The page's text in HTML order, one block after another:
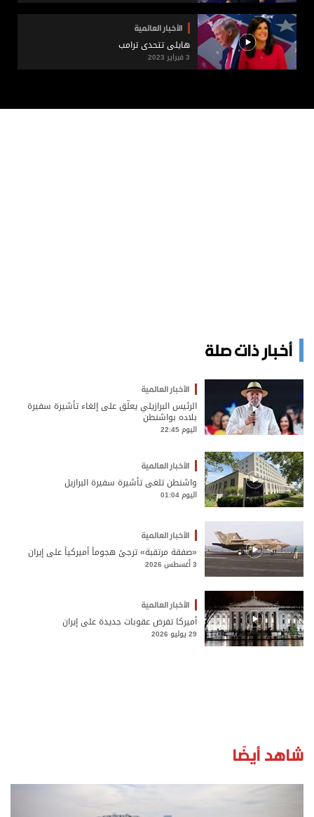
الأخبار العالمية
هايلي تتحدى ترامب
3 فبراير 2023
أخبار ذات صلة
الأخبار العالمية
الرئيس البرازيلي يعلّق على إلغاء تأشيرة سفيرة
بلاده بواشنطن
اليوم 22:45
الأخبار العالمية
واشنطن تلغي تأشيرة سفيرة البرازيل
اليوم 01:04
الأخبار العالمية
«صفقة مرتقبة» ترجئ هجوماً أميركياً على إيران
3 أغسطس 2026
الأخبار العالمية
أميركا تفرض عقوبات جديدة على إيران
29 يوليو 2026
شاهد أيضًا